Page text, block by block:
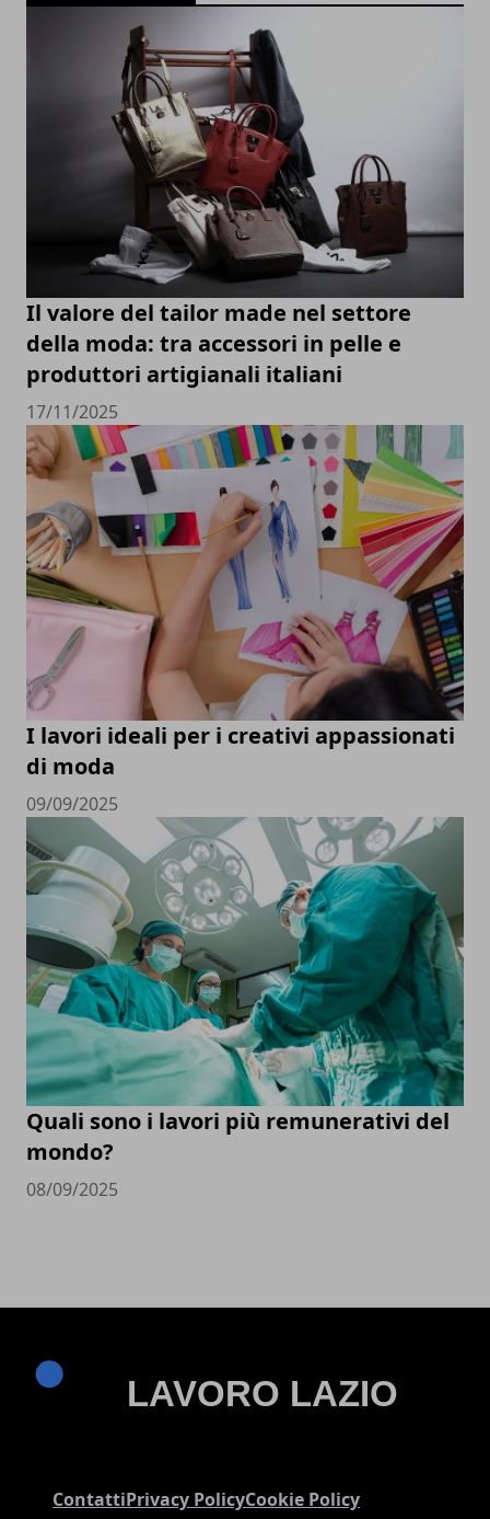
Il valore del tailor made nel settore
della moda: tra accessori in pelle e
produttori artigianali italiani
17/11/2025
I lavori ideali per i creativi appassionati
di moda
09/09/2025
Quali sono i lavori più remunerativi del
mondo?
08/09/2025
ContattiPrivacy PolicyCookie Policy